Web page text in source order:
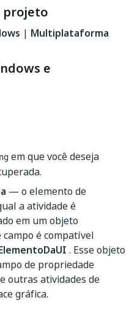
projeto
| Multiplataforma
e
em que você deseja
— o elemento de
a atividade é
em um objeto
campo é compatível
. Esse objeto
de propriedade
outras atividades de
gráfica.